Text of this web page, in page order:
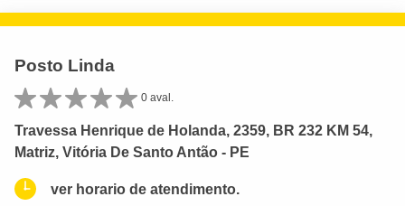
Posto Linda
0 aval.
Travessa Henrique de Holanda, 2359, BR 232 KM 54,
Matriz, Vitória De Santo Antão - PE
ver horario de atendimento.